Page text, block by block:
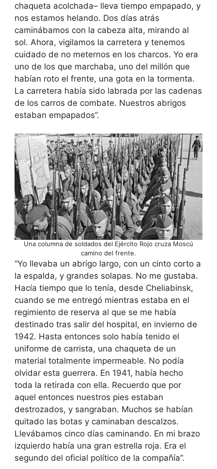
chaqueta acolchada– lleva tiempo empapado, y
nos estamos helando. Dos días atrás
caminábamos con la cabeza alta, mirando al
sol. Ahora, vigilamos la carretera y tenemos
cuidado de no meternos en los charcos. Yo era
uno de los que marchaba, uno del millón que
habían roto el frente, una gota en la tormenta.
La carretera había sido labrada por las cadenas
de los carros de combate. Nuestros abrigos
estaban empapados”.
Una columna de soldados del Ejército Rojo cruza Moscú
camino del frente.
“Yo llevaba un abrigo largo, con un cinto corto a
la espalda, y grandes solapas. No me gustaba.
Hacía tiempo que lo tenía, desde Cheliabinsk,
cuando se me entregó mientras estaba en el
regimiento de reserva al que se me había
destinado tras salir del hospital, en invierno de
1942. Hasta entonces solo había tenido el
uniforme de carrista, una chaqueta de un
material totalmente impermeable. No podía
olvidar esta guerrera. En 1941, había hecho
toda la retirada con ella. Recuerdo que por
aquel entonces nuestros pies estaban
destrozados, y sangraban. Muchos se habían
quitado las botas y caminaban descalzos.
Llevábamos cinco días caminando. En mi brazo
izquierdo había una gran estrella roja. Era el
segundo del oficial político de la compañía”.